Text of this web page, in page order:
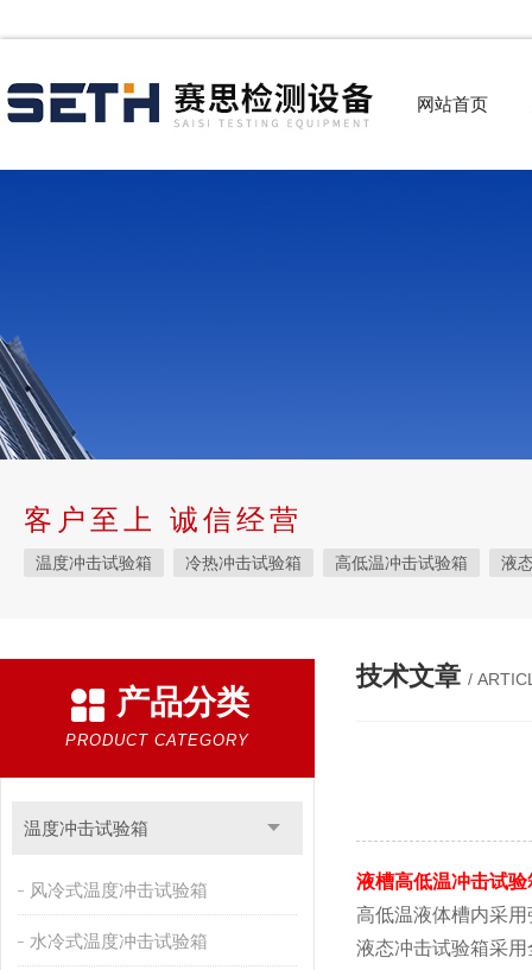
网站首页
客户至上 诚信经营
温度冲击试验箱 冷热冲击试验箱 高低温冲击试验箱 液
霉菌试验箱 应力筛选试验箱 IPX9K淋雨箱 温湿度检定箱
盐雾试验箱 老化试验箱
自然恒温对流试验箱 自动化产线高低温试验箱
新能源专用设备 PCT高压加速老化试验机
绝缘裂化.特性评价系统
产品分类
PRODUCT CATEGORY
温度冲击试验箱
风冷式温度冲击试验箱
水冷式温度冲击试验箱
技术文章 /
液槽高低温冲击试验
高低温液体槽内采
液态冲击试验箱采